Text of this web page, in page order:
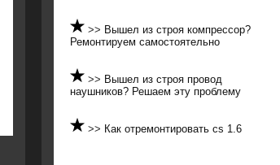
>> Вышел из строя компрессор?
Ремонтируем самостоятельно
>> Вышел из строя провод
наушников? Решаем эту проблему
>> Как отремонтировать cs 1.6